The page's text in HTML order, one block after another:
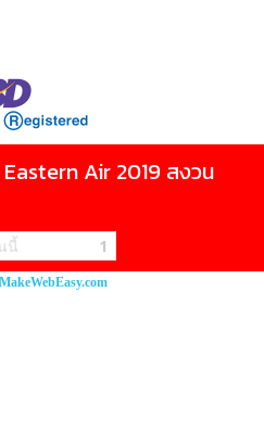
Air 2019 สงวน
นี้ 1
MakeWebEasy.com